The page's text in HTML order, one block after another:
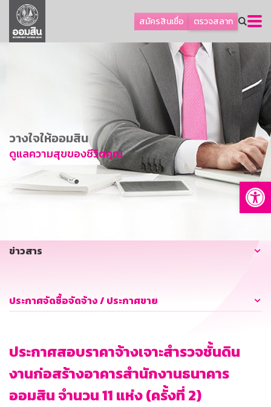
สมัครสินเชื่อ ตรวจสลาก
ลูกค้าธุรกิจ
ลูกค้าผู้ประกอบรายย่อย
การพัฒนาที่ยั่งยืน
ข่าวสาร
บริการทางการเงิน
อื่นๆ
วางใจให้ออมสิน
ดูแลความสุขของชีวิตคุณ
ข่าวสาร
ประกาศจัดซื้อจัดจ้าง / ประกาศขาย
ประกาศสอบราคาจ้างเจาะสำรวจชั้นดิน
งานก่อสร้างอาคารสำนักงานธนาคาร
ออมสิน จำนวน 11 แห่ง (ครั้งที่ 2)